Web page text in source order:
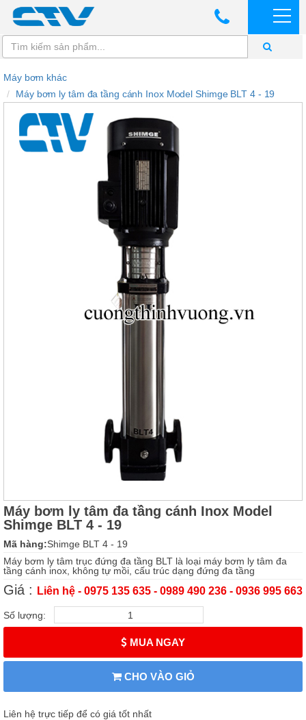
Máy bơm khác
Máy bơm ly tâm đa tầng cánh Inox Model Shimge BLT 4 - 19
Máy bơm ly tâm đa tầng cánh Inox Model
Shimge BLT 4 - 19
Mã hàng:Shimge BLT 4 - 19
Máy bơm ly tâm trục đứng đa tầng BLT là loại máy bơm ly tâm đa
tầng cánh inox, không tự mồi, cấu trúc dạng đứng đa tầng
Giá : Liên hệ - 0975 135 635 - 0989 490 236 - 0936 995 663
Số lượng:
MUA NGAY
CHO VÀO GIỎ
Liên hệ trực tiếp để có giá tốt nhất